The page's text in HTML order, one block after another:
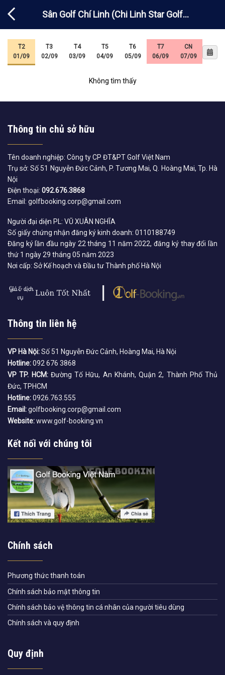
đến
dung
Sân Golf Chí Linh (Chi Linh Star Golf
Country Club) – Dosmetic
T2
01/09
T3
02/09
T4
03/09
T5
04/09
T6
05/09
T7
06/09
CN
07/09
Không tìm thấy
Thông tin chủ sở hữu
Tên doanh nghiệp: Công ty CP ĐT&PT Golf Việt Nam
Trụ sở: Số 51 Nguyễn Đức Cảnh, P. Tương Mai, Q. Hoàng Mai, Tp. Hà
Nội
Điện thoại: 092.676.3868
Email: golfbooking.corp@gmail.com
Người đại diện PL: VŨ XUÂN NGHĨA
Số giấy chứng nhận đăng ký kinh doanh: 0110188749
Đăng ký lần đầu ngày 22 tháng 11 năm 2022, đăng ký thay đổi lần
thứ 1 ngày 29 tháng 05 năm 2023
Nơi cấp: Sở Kế hoạch và Đầu tư Thành phố Hà Nội
Thông tin liên hệ
VP Hà Nội:Số 51 Nguyễn Đức Cảnh, Hoàng Mai, Hà Nội
Hotline:092 676 3868
VP TP. HCM:Đường Tố Hữu, An Khánh, Quận 2, Thành Phố Thủ
Đức, TPHCM
Hotline:0926.763.555
Email:golfbooking.corp@gmail.com
Website:www.golf-booking.vn
Kết nối với chúng tôi
Chính sách
Phương thức thanh toán
Chính sách bảo mật thông tin
Chính sách bảo vệ thông tin cá nhân của người tiêu dùng
Chính sách và quy định
Quy định